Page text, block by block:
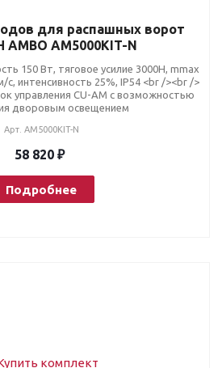
для распашных ворот
AMBO AM5000KIT-N
150 Вт, тяговое усилие 3000Н, mmax
с, интенсивность 25%, IP54 <br /><br />
управления CU-AM c возможностью
дворовым освещением
Арт. AM5000KIT-N
58 820 ₽
Подробнее